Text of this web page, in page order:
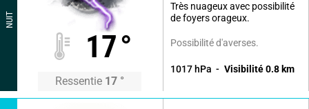
NUIT
17°
Ressentie 17 °
Très nuageux avec possibilité
de foyers orageux.
Possibilité d'averses.
1017 hPa Visibilité 0.8 km